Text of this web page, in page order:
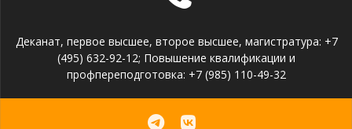
Деканат, первое высшее, второе высшее, магистратура: +7
(495) 632-92-12; Повышение квалификации и
профпереподготовка: +7 (985) 110-49-32